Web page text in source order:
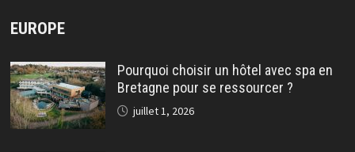
EUROPE
Pourquoi choisir un hôtel avec spa en
Bretagne pour se ressourcer ?
juillet 1, 2026